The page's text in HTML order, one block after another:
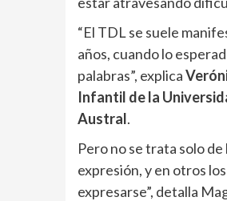
“El TDL se suele
años, cuando lo
palabras”, explica
Infantil de la
Austral.
Pero no se trata solo
expresión, y en otros
expresarse”, detalla